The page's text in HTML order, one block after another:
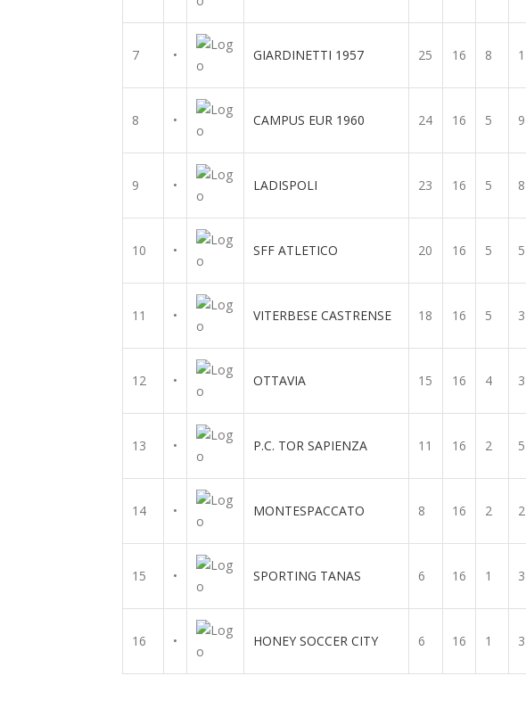
7 • GIARDINETTI 1957 25 16 8 1
8 • CAMPUS EUR 1960 24 16 5 9
9 • LADISPOLI 23 16 5 8
10 • SFF ATLETICO 20 16 5 5
11 • VITERBESE CASTRENSE 18 16 5 3
12 • OTTAVIA 15 16 4 3
13 • P.C. TOR SAPIENZA 11 16 2 5
14 • MONTESPACCATO 8 16 2 2
15 • SPORTING TANAS 6 16 1 3
16 • HONEY SOCCER CITY 6 16 1 3